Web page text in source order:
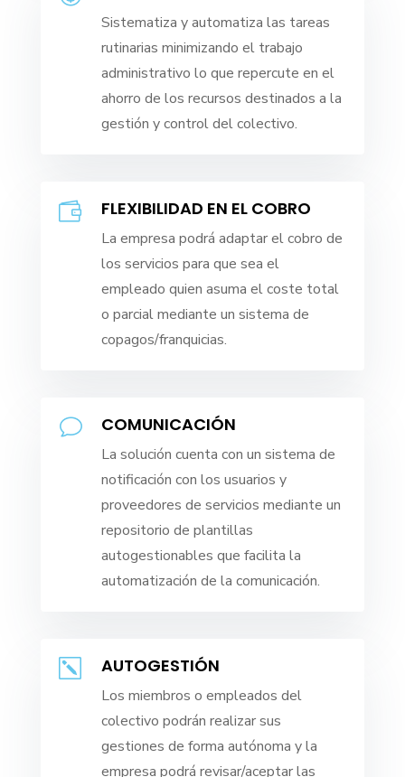
Sistematiza y automatiza las tareas
rutinarias minimizando el trabajo
administrativo lo que repercute en el
ahorro de los recursos destinados a la
gestión y control del colectivo.
 FLEXIBILIDAD EN EL COBRO
La empresa podrá adaptar el cobro de
los servicios para que sea el
empleado quien asuma el coste total
o parcial mediante un sistema de
copagos/franquicias.
v COMUNICACIÓN
La solución cuenta con un sistema de
notificación con los usuarios y
proveedores de servicios mediante un
repositorio de plantillas
autogestionables que facilita la
automatización de la comunicación.
k AUTOGESTIÓN
Los miembros o empleados del
colectivo podrán realizar sus
gestiones de forma autónoma y la
empresa podrá revisar/aceptar las